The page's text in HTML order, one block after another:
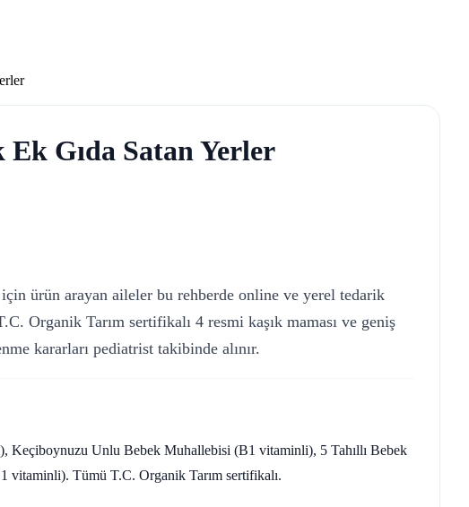
Ek Gıda Satan Yerler
ürün arayan aileler bu rehberde online ve yerel tedarik
Organik Tarım sertifikalı 4 resmi kaşık maması ve geniş
kararları pediatrist takibinde alınır.
Keçiboynuzu Unlu Bebek Muhallebisi (B1 vitaminli), 5 Tahıllı Bebek
vitaminli). Tümü T.C. Organik Tarım sertifikalı.